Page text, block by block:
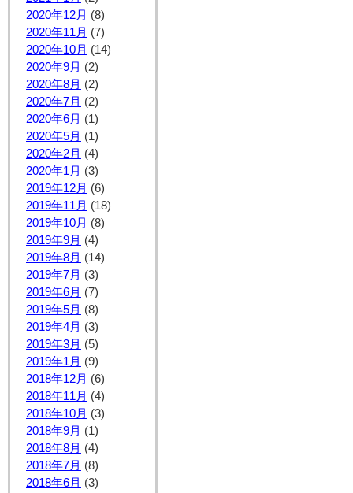
2020年12月 (8)
2020年11月 (7)
2020年10月 (14)
2020年9月 (2)
2020年8月 (2)
2020年7月 (2)
2020年6月 (1)
2020年5月 (1)
2020年2月 (4)
2020年1月 (3)
2019年12月 (6)
2019年11月 (18)
2019年10月 (8)
2019年9月 (4)
2019年8月 (14)
2019年7月 (3)
2019年6月 (7)
2019年5月 (8)
2019年4月 (3)
2019年3月 (5)
2019年1月 (9)
2018年12月 (6)
2018年11月 (4)
2018年10月 (3)
2018年9月 (1)
2018年8月 (4)
2018年7月 (8)
2018年6月 (3)